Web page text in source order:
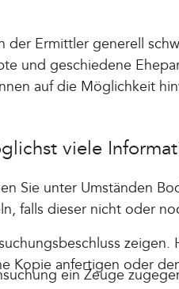
der Ermittler generell
und geschiedene
auf die Möglichkeit
viele
Sie unter Umständen
falls dieser nicht oder
Kopie anfertigen oder
ein Zeuge